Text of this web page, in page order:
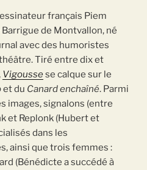
français Piem
de Montvallon, né
avec des humoristes
Tiré entre dix et
Vigoussese calque sur le
et du Canard enchaîné. Parmi
images, signalons (entre
et Replonk (Hubert et
dans les
ainsi que trois femmes :
(Bénédicte a succédé à